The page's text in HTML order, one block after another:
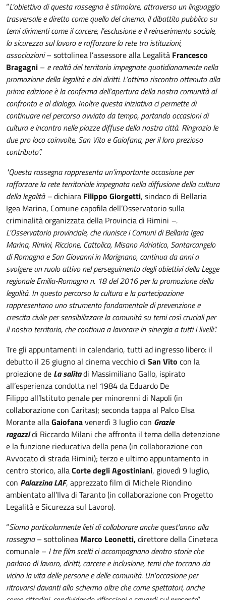
“L’obiettivo di questa rassegna è stimolare, attraverso un linguaggio
trasversale e diretto come quello del cinema, il dibattito pubblico su
temi dirimenti come il carcere, l’esclusione e il reinserimento sociale,
la sicurezza sul lavoro e rafforzare la rete tra istituzioni,
associazioni– sottolinea l’assessore alla Legalità Francesco
Bragagni – e realtà del territorio impegnate quotidianamente nella
promozione della legalità e dei diritti. L’ottimo riscontro ottenuto alla
prima edizione è la conferma dell’apertura della nostra comunità al
confronto e al dialogo. Inoltre questa iniziativa ci permette di
continuare nel percorso avviato da tempo, portando occasioni di
cultura e incontro nelle piazze diffuse della nostra città. Ringrazio le
due pro loco coinvolte, San Vito e Gaiofana, per il loro prezioso
contributo”.
"Questa rassegna rappresenta un'importante occasione per
rafforzare la rete territoriale impegnata nella diffusione della cultura
della legalità –dichiara Filippo Giorgetti, sindaco di Bellaria
Igea Marina, Comune capofila dell’Osservatorio sulla
criminalità organizzata della Provincia di Rimini –.
L’Osservatorio provinciale, che riunisce i Comuni di Bellaria Igea
Marina, Rimini, Riccione, Cattolica, Misano Adriatico, Santarcangelo
di Romagna e San Giovanni in Marignano, continua da anni a
svolgere un ruolo attivo nel perseguimento degli obiettivi della Legge
regionale Emilia-Romagna n. 18 del 2016 per la promozione della
legalità. In questo percorso la cultura e la partecipazione
rappresentano uno strumento fondamentale di prevenzione e
crescita civile per sensibilizzare la comunità su temi così cruciali per
il nostro territorio, che continua a lavorare in sinergia a tutti i livelli”.
Tre gli appuntamenti in calendario, tutti ad ingresso libero: il
debutto il 26 giugno al cinema vecchio di San Vito con la
proiezione de La salitadi Massimiliano Gallo, ispirato
all’esperienza condotta nel 1984 da Eduardo De
Filippo all’Istituto penale per minorenni di Napoli (in
collaborazione con Caritas); seconda tappa al Palco Elsa
Morante allaGaiofanavenerdì 3 luglio con Grazie
ragazzidi Riccardo Milani che affronta il tema della detenzione
e la funzione rieducativa della pena (in collaborazione con
Avvocato di strada Rimini); terzo e ultimo appuntamento in
centro storico, allaCorte degli Agostiniani, giovedì 9 luglio,
con Palazzina LAF, apprezzato film di Michele Riondino
ambientato all’Ilva di Taranto (in collaborazione con Progetto
Legalità e Sicurezza sul Lavoro).
“Siamo particolarmente lieti di collaborare anche quest'anno alla
rassegna– sottolinea Marco Leonetti,direttore della Cineteca
comunale – I tre film scelti ci accompagnano dentro storie che
parlano di lavoro, diritti, carcere e inclusione, temi che toccano da
vicino la vita delle persone e delle comunità. Un'occasione per
ritrovarsi davanti allo schermo oltre che come spettatori, anche